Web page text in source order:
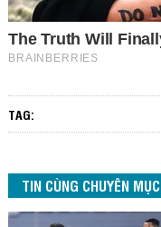
TAG:
TIN CÙNG CHUYÊN MỤC